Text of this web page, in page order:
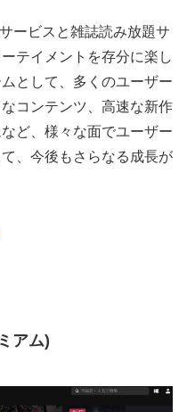
ービスと雑誌読み放題サ
テイメントを存分に楽し
として、多くのユーザー
コンテンツ、高速な新作
ど、様々な面でユーザー
、今後もさらなる成長が
アム)